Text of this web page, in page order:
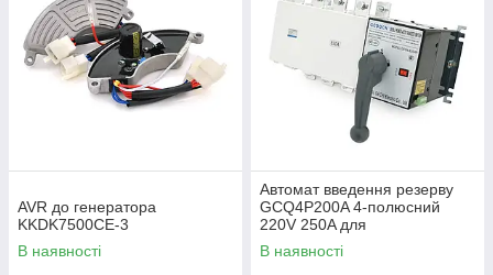
AVR до генератора
KKDK7500CE-3
В наявності
Автомат введення резерву
GCQ4P200A 4-полюсний
220V 250A для
безперебійного живлення та
захисту електроустаткування
В наявності